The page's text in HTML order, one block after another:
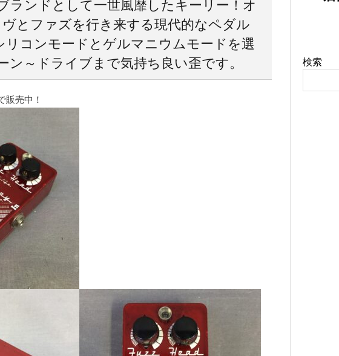
ランドとして一世風靡したキーリー！オ
とファズを行き来する現代的なペダル
リコンモードとゲルマニウムモードを選
ン～ドライブまで気持ち良い歪です。
販売中！
検索